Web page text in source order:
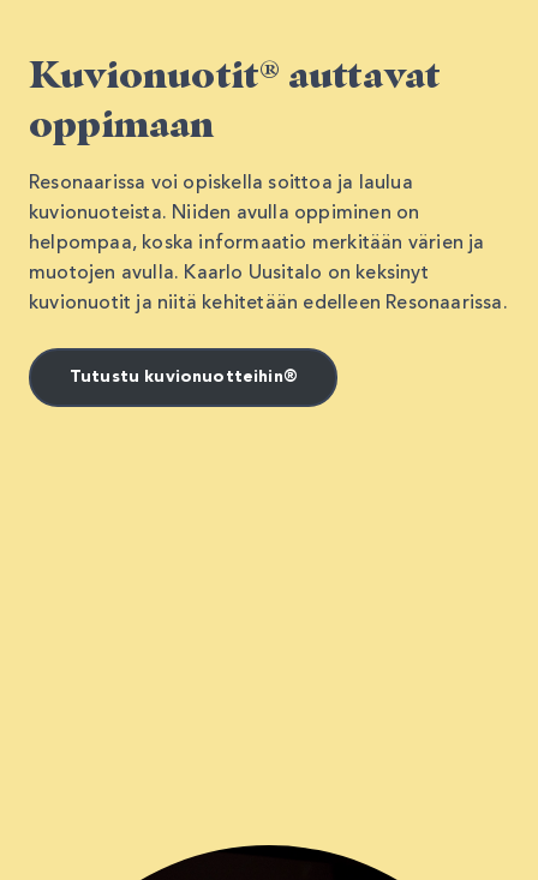
Kuvionuotit® auttavat
oppimaan
Resonaarissa voi opiskella soittoa ja laulua
kuvionuoteista. Niiden avulla oppiminen on
helpompaa, koska informaatio merkitään värien ja
muotojen avulla. Kaarlo Uusitalo on keksinyt
kuvionuotit ja niitä kehitetään edelleen Resonaarissa.
Tutustu kuvionuotteihin®